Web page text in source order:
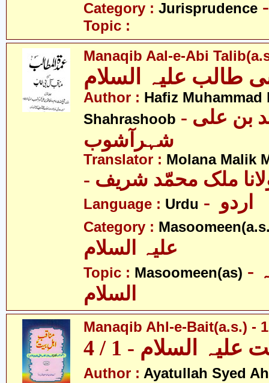
Category : Jurisprudence
Topic :
Manaqib Aal-e-Abi
طالب علیہ السلام
Author : Hafiz Muhammad
Shahrashoob - حافظ محمّد بن علی
شہرآشوب
Translator : Molana Malik
ملک محمّد شریف
Language : Urdu
Category :
Topic : Masoomeen(as) - معصومین علیہ
السلام
Manaqib Ahl-e-Bait(a.s.) -
السلام - 1 / 4
Author : Ayatullah Syed